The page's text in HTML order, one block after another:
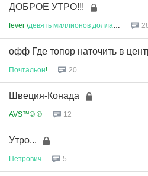
ДОБРОЕ УТРО!!!
fever /девять миллионов доллар
офф Где топор наточить в
Почтальон! 20
Швеция-Конада
AVS™© ® 12
Утро...
Петрович 5